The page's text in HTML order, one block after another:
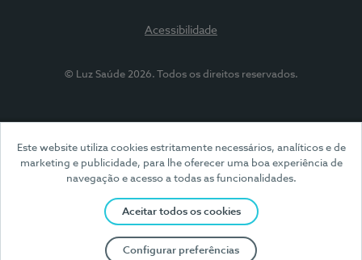
Este website utiliza cookies estritamente necessários, analíticos e de
marketing e publicidade, para lhe oferecer uma boa experiência de
navegação e acesso a todas as funcionalidades.
Aceitar todos os cookies
Configurar preferências
Acessibilidade
© Luz Saúde 2026. Todos os direitos reservados.